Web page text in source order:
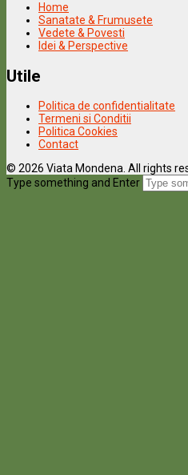
Home
Sanatate & Frumusete
Vedete & Povesti
Idei & Perspective
Utile
Politica de confidentialitate
Termeni si Conditii
Politica Cookies
Contact
© 2026 Viata Mondena. All rights
Type something and Enter